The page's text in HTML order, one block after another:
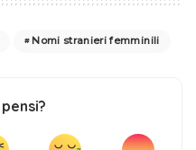
Nomi stranieri femminili